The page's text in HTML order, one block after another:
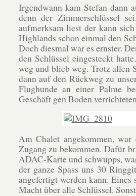
Irgendwann kam Stefan dann
denn der Zimmerschlüssel
aufmerksam liest der kann
Highlands schon einmal den
Doch diesmal war es ernster.
den Schlüssel eingesteckt
weg und blieb weg. Trotz allen
dann auf den Rückweg zu
Flughunde an einer Palme
Geschäft gen Boden
Am Chalet angekommen,
Zugang zu bekommen. Dafür
ADAC-Karte und schwupps,
der ganze Spass uns 30
angefertigt werden kann.
Macht über alle Schlüssel.